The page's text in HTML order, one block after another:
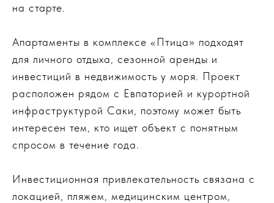
на старте.
Апартаменты в комплексе «Птица» подходят
для личного отдыха, сезонной аренды и
инвестиций в недвижимость у моря. Проект
расположен рядом с Евпаторией и курортной
инфраструктурой Саки, поэтому может быть
интересен тем, кто ищет объект с понятным
спросом в течение года.
Инвестиционная привлекательность связана с
локацией, пляжем, медицинским центром,